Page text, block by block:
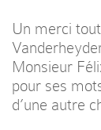
Un merci
Monsieur
pour ses
d’une autre